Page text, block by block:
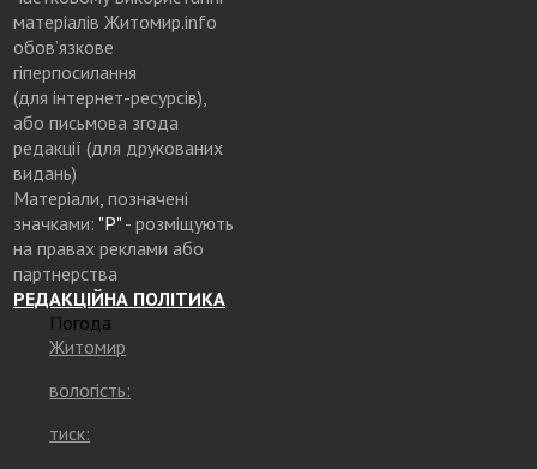
матеріалів Житомир.info
обов’язкове
гіперпосилання
(для інтернет-ресурсів),
або письмова згода
редакції (для друкованих
видань)
Матеріали, позначені
значками: "Р"- розміщують
на правах реклами або
партнерства
РЕДАКЦІЙНА ПОЛІТИКА
Погода
Житомир
вологість:
тиск: